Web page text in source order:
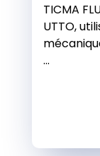
TICMA
UTTO,
...